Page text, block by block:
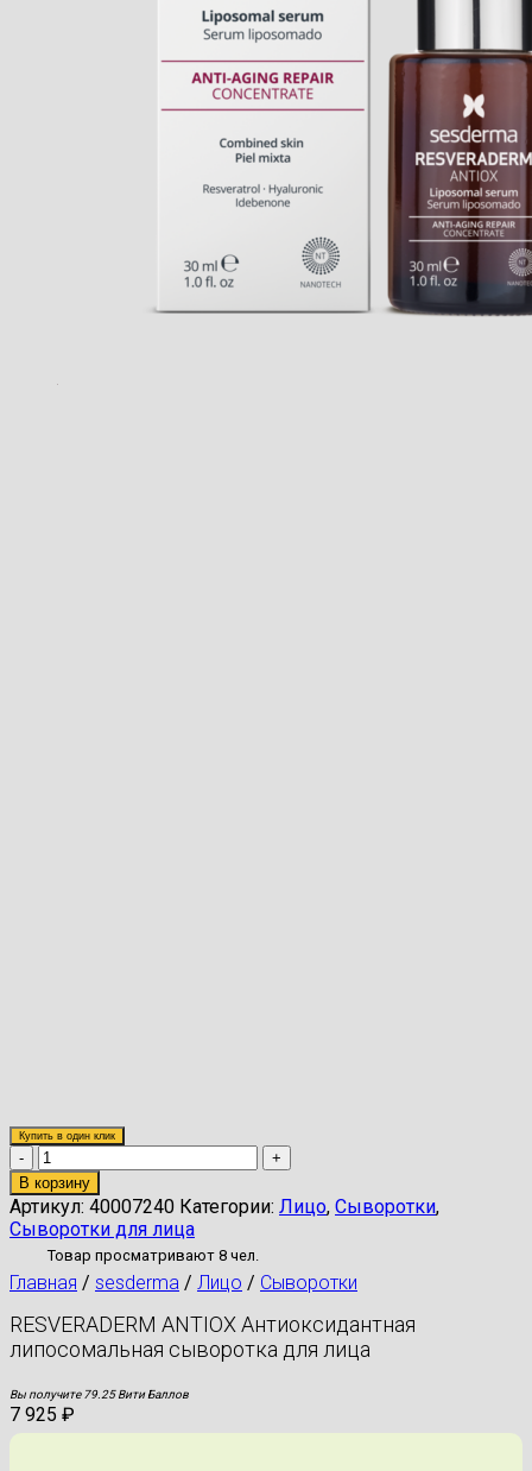
Купить в один клик
Количество
товара
RESVERADERM
ANTIOX
Антиоксидантная
липосомальная
сыворотка
для
лица
В корзину
Артикул: 40007240 Категории: Лицо, Сыворотки,
Сыворотки для лица
Товар просматривают 8 чел.
Главная / sesderma / Лицо / Сыворотки
RESVERADERM ANTIOX Антиоксидантная
липосомальная сыворотка для лица
Вы получите 79.25 Вити Баллов
7 925 ₽